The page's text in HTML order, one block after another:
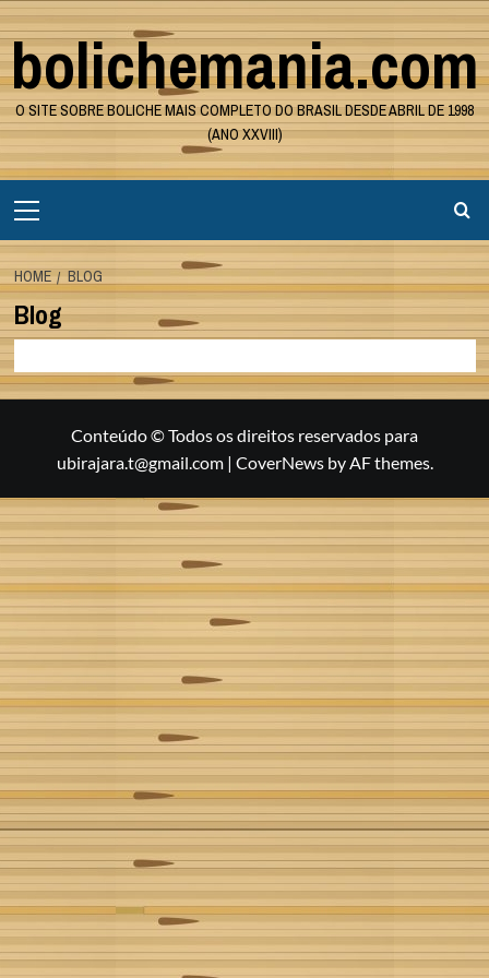
Skip
to
content
bolichemania.com
O SITE SOBRE BOLICHE MAIS COMPLETO DO BRASIL DESDE ABRIL DE 1998
(ANO XXVIII)
Menu
HOME BLOG
Blog
Conteúdo © Todos os direitos reservados para
ubirajara.t@gmail.com | CoverNewsby AF themes.